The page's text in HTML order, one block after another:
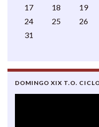
17
18 19
24
25 26
31
DOMINGO XIX T.O.